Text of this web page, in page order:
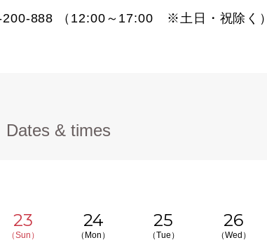
200-888 （12:00～17:00 ※土日・祝除く）
Dates & times
23
（Sun）
24
（Mon）
25
（Tue）
26
（Wed）